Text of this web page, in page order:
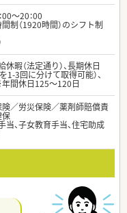
～20：00
制（1920時間）のシフト制
暇（法定通り）、長期休日
1-3回に分けて取得可能）、
休日125～120日
／労災保険／薬剤師賠償責
保
当、子女教育手当、住宅助成